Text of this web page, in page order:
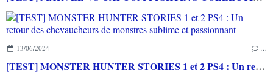
13/06/2024
[TEST] MONSTER HUNTER STORIES 1 et 2 PS4 : Un retour des chevaucheurs de monstres sublime et passionnant